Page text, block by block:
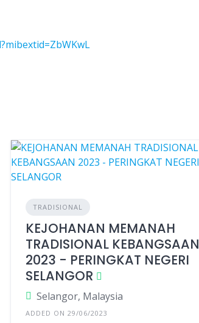
TRADISIONAL
KEJOHANAN MEMANAH
TRADISIONAL KEBANGSAAN
2023 - PERINGKAT NEGERI
SELANGOR
Selangor, Malaysia
ADDED ON 29/06/2023